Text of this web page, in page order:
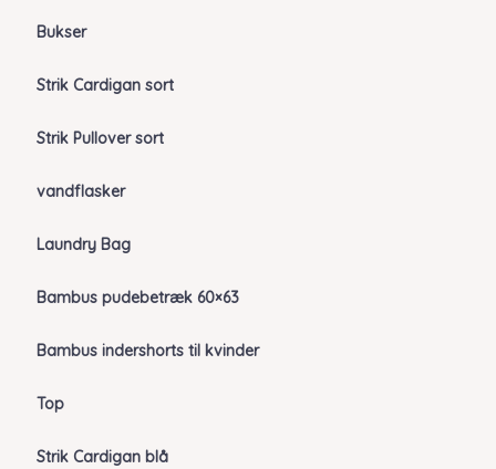
Bukser
Strik Cardigan sort
Strik Pullover sort
vandflasker
Laundry Bag
Bambus pudebetræk 60×63
Bambus indershorts til kvinder
Top
Strik Cardigan blå